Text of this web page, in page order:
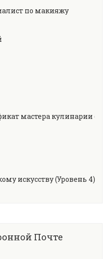
по макияжу
мастера кулинарии
искусству (Уровень 4)
Почте